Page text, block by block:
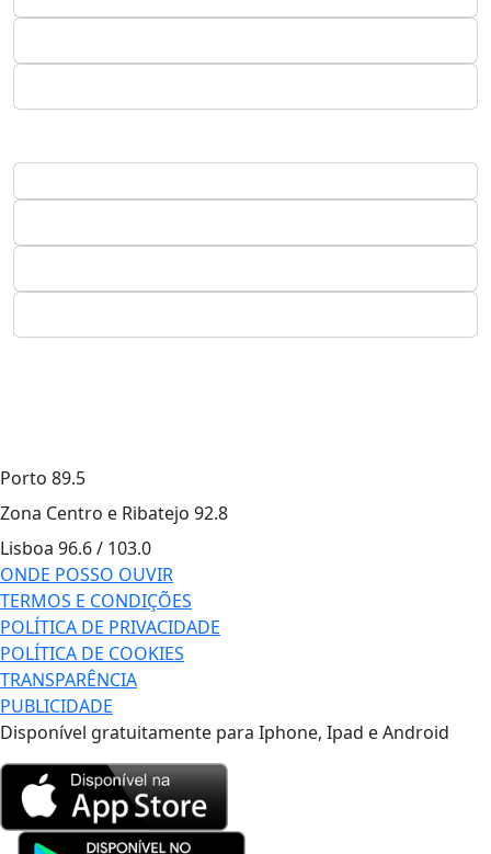
Porto 89.5
Zona Centro e Ribatejo 92.8
Lisboa 96.6 / 103.0
ONDE POSSO OUVIR
TERMOS E CONDIÇÕES
POLÍTICA DE PRIVACIDADE
POLÍTICA DE COOKIES
TRANSPARÊNCIA
PUBLICIDADE
Disponível gratuitamente para Iphone, Ipad e Android